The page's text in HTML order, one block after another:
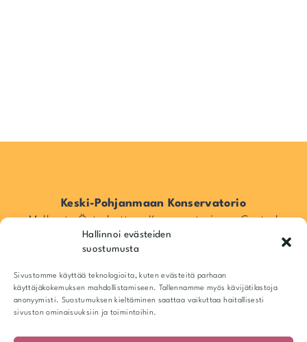
Hallinnoi evästeiden
suostumusta
Sivustomme käyttää teknologioita, kuten evästeitä parhaan
käyttäjäkokemuksen mahdollistamiseen. Tallennamme myös kävijätilastoja
anonyymisti. Suostumuksen kieltäminen saattaa vaikuttaa haitallisesti
sivuston ominaisuuksiin ja toimintoihin.
Keski-Pohjanmaan Konservatorio
Mellersta Österbottens Konservatorium – Central
Ostrobothnia Conservatory
Pitkänsillankatu 16, 67100 Kokkola, Suomi / Finland
Info@kpkonsa.fi
Y-tunnus 1943518-6